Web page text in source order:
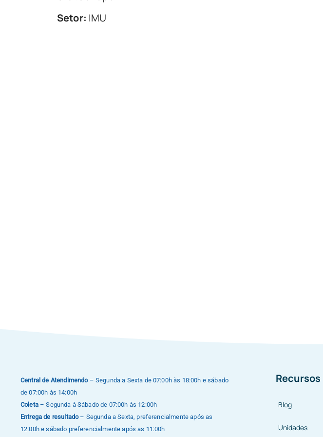
Setor: IMU
Central de Atendimendo– Segunda a Sexta de 07:00h às 18:00h e sábado
de 07:00h às 14:00h
Coleta– Segunda à Sábado de 07:00h às 12:00h
Entrega de resultado– Segunda a Sexta, preferencialmente após as
12:00h e sábado preferencialmente após as 11:00h
Recursos
Blog
Unidades